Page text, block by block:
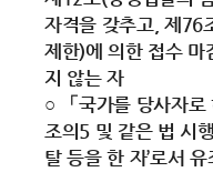
자격을 갖추고, 제76
제한)에 의한 접수 마
지 않는 자
○ 「국가를 당사자로
조의5 및 같은 법 시
탈 등을 한 자’로서